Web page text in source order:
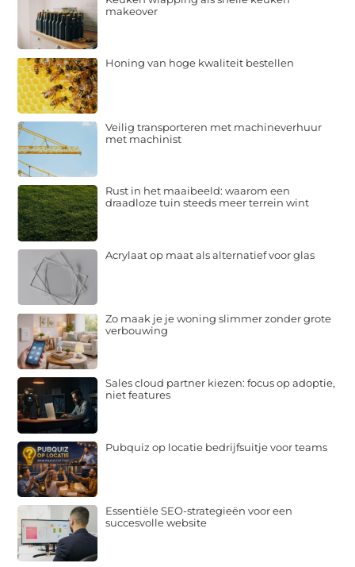
makeover
Honing van hoge kwaliteit bestellen
Veilig transporteren met machineverhuur
met machinist
Rust in het maaibeeld: waarom een
draadloze tuin steeds meer terrein wint
Acrylaat op maat als alternatief voor glas
Zo maak je je woning slimmer zonder grote
verbouwing
Sales cloud partner kiezen: focus op adoptie,
niet features
Pubquiz op locatie bedrijfsuitje voor teams
Essentiële SEO-strategieën voor een
succesvolle website